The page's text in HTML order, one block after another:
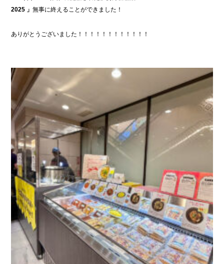
2025 」無事に終えることができました！
ありがとうございました！！！！！！！！！！！！